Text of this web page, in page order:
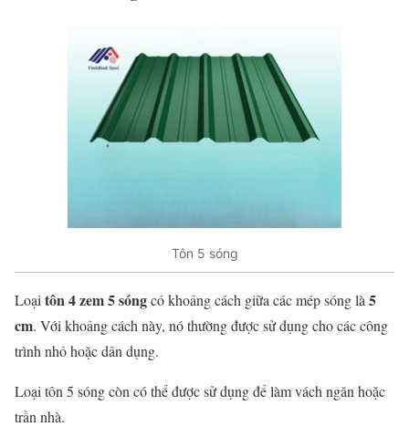
Tôn 5 sóng
Loạitôn 4 zem 5 sóngcó khoảng cách giữa các mép sóng là5
cm. Với khoảng cách này, nó thường được sử dụng cho các công
trình nhỏ hoặc dân dụng.
Loại tôn 5 sóng còn có thể được sử dụng để làm vách ngăn hoặc
trần nhà.